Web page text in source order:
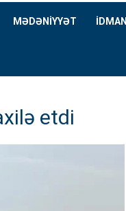
MƏDƏNİYYƏT İDMAN
etdi